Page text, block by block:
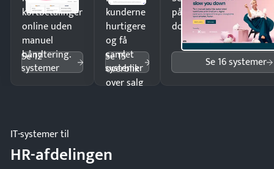
kortbetalinger
online uden
manuel
håndtering.
Se 12
systemer
kunderne
hurtigere
og få
samlet
overblik
over salg
Se 15
systemer
på minutter og mist
dokumenter.
Se 16 systemer
IT-systemer til
HR-afdelingen